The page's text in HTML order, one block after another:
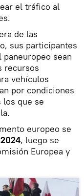
el tráfico al
de las
sus participantes
sean
recursos
vehículos
por condiciones
los que se
europeo se
, luego se
Europea y